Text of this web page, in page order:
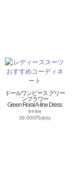
ドールワンピース グリー
ンフラワー
Green Floral A-line Dress
通常価格
39,000円(税別)